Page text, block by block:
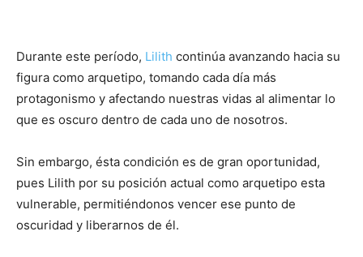
Durante este período, Lilith continúa avanzando hacia su
figura como arquetipo, tomando cada día más
protagonismo y afectando nuestras vidas al alimentar lo
que es oscuro dentro de cada uno de nosotros.
Sin embargo, ésta condición es de gran oportunidad,
pues Lilith por su posición actual como arquetipo esta
vulnerable, permitiéndonos vencer ese punto de
oscuridad y liberarnos de él.